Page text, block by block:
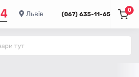
Львів (067) 635-11-65
0